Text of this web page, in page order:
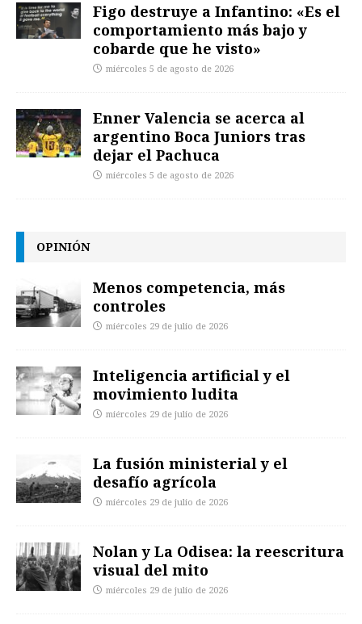
Figo destruye a Infantino: «Es el
comportamiento más bajo y
cobarde que he visto»
miércoles 5 de agosto de 2026
Enner Valencia se acerca al
argentino Boca Juniors tras
dejar el Pachuca
miércoles 5 de agosto de 2026
OPINIÓN
Menos competencia, más
controles
miércoles 29 de julio de 2026
Inteligencia artificial y el
movimiento ludita
miércoles 29 de julio de 2026
La fusión ministerial y el
desafío agrícola
miércoles 29 de julio de 2026
Nolan y La Odisea: la reescritura
visual del mito
miércoles 29 de julio de 2026